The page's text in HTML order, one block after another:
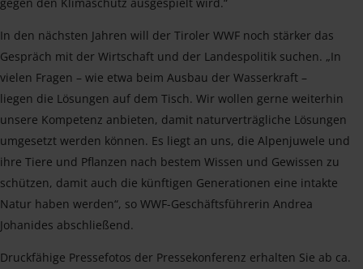
In den nächsten Jahren will der Tiroler WWF noch stärker das
Gespräch mit der Wirtschaft und der Landespolitik suchen. „In
vielen Fragen – wie etwa beim Ausbau der Wasserkraft –
liegen die Lösungen auf dem Tisch. Wir wollen gerne weiterhin
unsere Kompetenz anbieten, damit naturverträgliche Lösungen
umgesetzt werden können. Es liegt an uns, die Alpenjuwele und
ihre Tiere und Pflanzen nach bestem Wissen und Gewissen zu
schützen, damit auch die künftigen Generationen eine intakte
Natur haben werden“, so WWF-Geschäftsführerin Andrea
Johanides abschließend.
Druckfähige Pressefotos der Pressekonferenz erhalten Sie ab ca.